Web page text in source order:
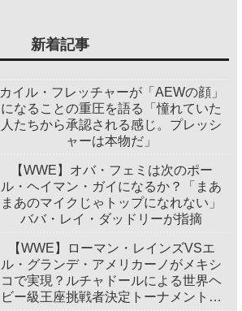
新着記事
カイル・フレッチャーが「AEWの顔」
になることの重圧を語る「憧れていた
人たちから承認される感じ。プレッシ
ャーは本物だ」
【WWE】オバ・フェミは次のポー
ル・ヘイマン・ガイになるか？「まあ
まあのマイクじゃトップになれない」
ババ・レイ・ダッドリーが指摘
【WWE】ローマン・レインズVSエ
ル・グランデ・アメリカーノがメキシ
コで実現？ルチャドールによる世界ヘ
ビー級王座挑戦者決定トーナメント開